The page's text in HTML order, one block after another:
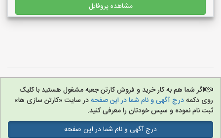
مشاهده پروفایل
اگر شما هم به کار خرید و فروش کارتن جعبه مشغول هستید با کلیک
روی دکمهدرج آگهی و نام شما در این صفحهدر سایت «کارتن سازی ها»
ثبت نام نموده و سپس خودتان را معرفی کنید.
درج آگهی و نام شما در این صفحه